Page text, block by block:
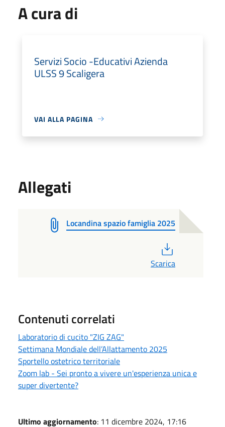
A cura di
Servizi Socio -Educativi Azienda
ULSS 9 Scaligera
VAI ALLA PAGINA
Allegati
Locandina spazio famiglia 2025
Scarica
Contenuti correlati
Laboratorio di cucito "ZIG ZAG"
Settimana Mondiale dell’Allattamento 2025
Sportello ostetrico territoriale
Zoom lab - Sei pronto a vivere un'esperienza unica e
super divertente?
Ultimo aggiornamento: 11 dicembre 2024, 17:16